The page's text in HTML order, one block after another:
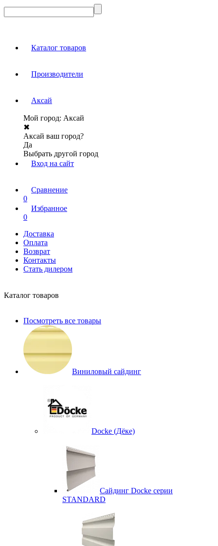
Каталог товаров
Производители
Аксай
Мой город: Аксай
✖
Аксай ваш город?
Да
Выбрать другой город
Вход на сайт
Сравнение
0
Избранное
0
Доставка
Оплата
Возврат
Контакты
Стать дилером
Каталог товаров
Посмотреть все товары
Виниловый сайдинг
Docke (Дёке)
Сайдинг Docke серии
STANDARD